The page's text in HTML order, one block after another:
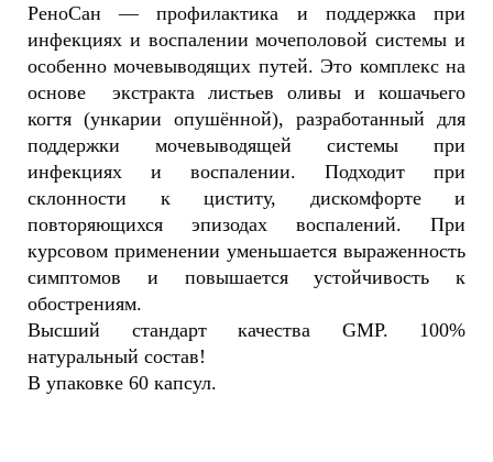
РеноСан — профилактика и поддержка при
инфекциях и воспалении мочеполовой системы и
особенно мочевыводящих путей. Это комплекс на
основе экстракта листьев оливы и кошачьего
когтя (ункарии опушённой), разработанный для
поддержки мочевыводящей системы при
инфекциях и воспалении. Подходит при
склонности к циститу, дискомфорте и
повторяющихся эпизодах воспалений. При
курсовом применении уменьшается выраженность
симптомов и повышается устойчивость к
обострениям.
Высший стандарт качества GMP. 100%
натуральный состав!
В упаковке 60 капсул.